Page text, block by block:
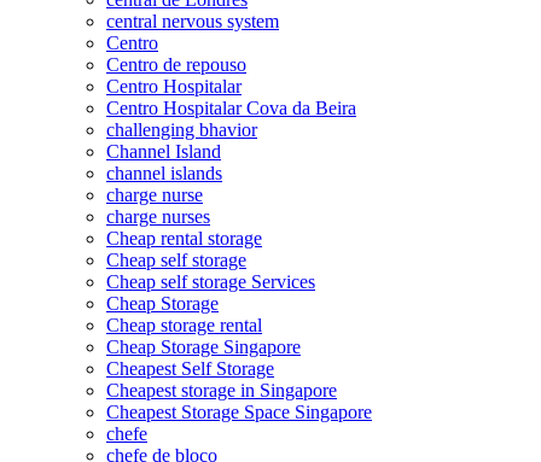
central nervous system
Centro
Centro de repouso
Centro Hospitalar
Centro Hospitalar Cova da Beira
challenging bhavior
Channel Island
channel islands
charge nurse
charge nurses
Cheap rental storage
Cheap self storage
Cheap self storage Services
Cheap Storage
Cheap storage rental
Cheap Storage Singapore
Cheapest Self Storage
Cheapest storage in Singapore
Cheapest Storage Space Singapore
chefe
chefe de bloco